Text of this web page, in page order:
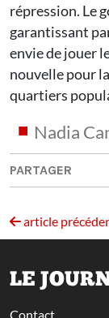
répression. Le
garantissant
envie de jouer
nouvelle pour
quartiers
Nadia
PARTAGER
article
LE
Contact